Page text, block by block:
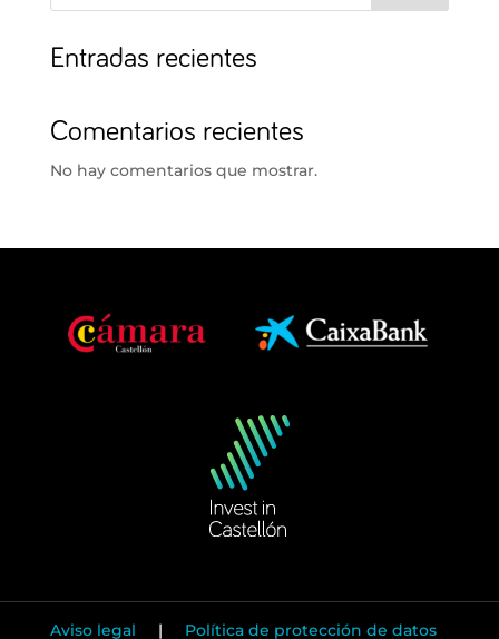
Entradas recientes
Comentarios recientes
No hay comentarios que mostrar.
Aviso legal | Política de protección de datos